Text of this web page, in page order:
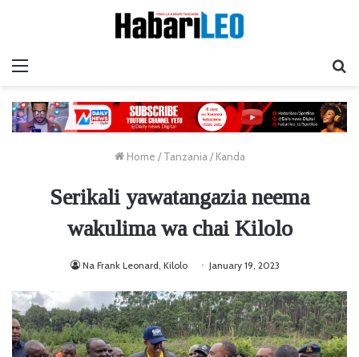
Home / Tanzania / Kanda
Serikali yawatangazia neema
wakulima wa chai Kilolo
Na Frank Leonard, Kilolo January 19, 2023